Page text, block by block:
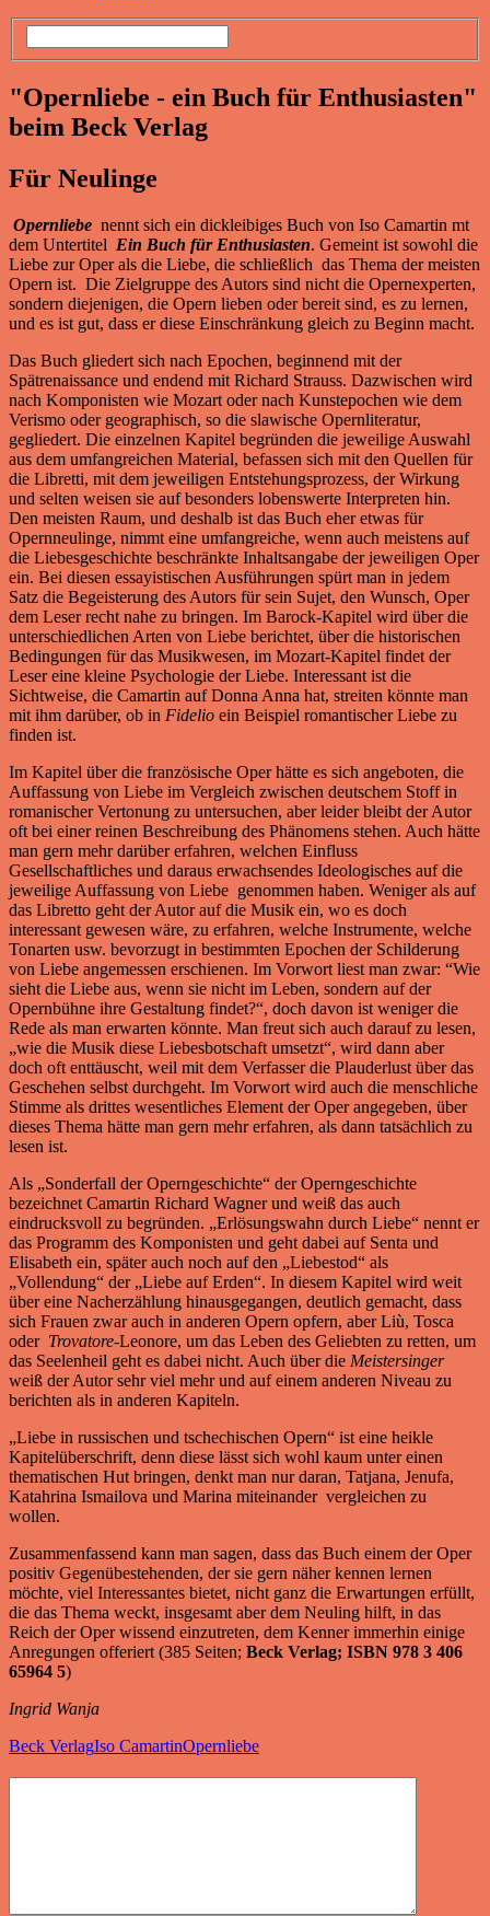
"Opernliebe - ein Buch für Enthusiasten"
beim Beck Verlag
Für Neulinge
Opernliebe nennt sich ein dickleibiges Buch von Iso Camartin mt
dem Untertitel Ein Buch für Enthusiasten. Gemeint ist sowohl die
Liebe zur Oper als die Liebe, die schließlich das Thema der meisten
Opern ist. Die Zielgruppe des Autors sind nicht die Opernexperten,
sondern diejenigen, die Opern lieben oder bereit sind, es zu lernen,
und es ist gut, dass er diese Einschränkung gleich zu Beginn macht.
Das Buch gliedert sich nach Epochen, beginnend mit der
Spätrenaissance und endend mit Richard Strauss. Dazwischen wird
nach Komponisten wie Mozart oder nach Kunstepochen wie dem
Verismo oder geographisch, so die slawische Opernliteratur,
gegliedert. Die einzelnen Kapitel begründen die jeweilige Auswahl
aus dem umfangreichen Material, befassen sich mit den Quellen für
die Libretti, mit dem jeweiligen Entstehungsprozess, der Wirkung
und selten weisen sie auf besonders lobenswerte Interpreten hin.
Den meisten Raum, und deshalb ist das Buch eher etwas für
Opernneulinge, nimmt eine umfangreiche, wenn auch meistens auf
die Liebesgeschichte beschränkte Inhaltsangabe der jeweiligen Oper
ein. Bei diesen essayistischen Ausführungen spürt man in jedem
Satz die Begeisterung des Autors für sein Sujet, den Wunsch, Oper
dem Leser recht nahe zu bringen. Im Barock-Kapitel wird über die
unterschiedlichen Arten von Liebe berichtet, über die historischen
Bedingungen für das Musikwesen, im Mozart-Kapitel findet der
Leser eine kleine Psychologie der Liebe. Interessant ist die
Sichtweise, die Camartin auf Donna Anna hat, streiten könnte man
mit ihm darüber, ob in Fidelio ein Beispiel romantischer Liebe zu
finden ist.
Im Kapitel über die französische Oper hätte es sich angeboten, die
Auffassung von Liebe im Vergleich zwischen deutschem Stoff in
romanischer Vertonung zu untersuchen, aber leider bleibt der Autor
oft bei einer reinen Beschreibung des Phänomens stehen. Auch hätte
man gern mehr darüber erfahren, welchen Einfluss
Gesellschaftliches und daraus erwachsendes Ideologisches auf die
jeweilige Auffassung von Liebe genommen haben. Weniger als auf
das Libretto geht der Autor auf die Musik ein, wo es doch
interessant gewesen wäre, zu erfahren, welche Instrumente, welche
Tonarten usw. bevorzugt in bestimmten Epochen der Schilderung
von Liebe angemessen erschienen. Im Vorwort liest man zwar: “Wie
sieht die Liebe aus, wenn sie nicht im Leben, sondern auf der
Opernbühne ihre Gestaltung findet?“, doch davon ist weniger die
Rede als man erwarten könnte. Man freut sich auch darauf zu lesen,
„wie die Musik diese Liebesbotschaft umsetzt“, wird dann aber
doch oft enttäuscht, weil mit dem Verfasser die Plauderlust über das
Geschehen selbst durchgeht. Im Vorwort wird auch die menschliche
Stimme als drittes wesentliches Element der Oper angegeben, über
dieses Thema hätte man gern mehr erfahren, als dann tatsächlich zu
lesen ist.
Als „Sonderfall der Operngeschichte“ der Operngeschichte
bezeichnet Camartin Richard Wagner und weiß das auch
eindrucksvoll zu begründen. „Erlösungswahn durch Liebe“ nennt er
das Programm des Komponisten und geht dabei auf Senta und
Elisabeth ein, später auch noch auf den „Liebestod“ als
„Vollendung“ der „Liebe auf Erden“. In diesem Kapitel wird weit
über eine Nacherzählung hinausgegangen, deutlich gemacht, dass
sich Frauen zwar auch in anderen Opern opfern, aber Liù, Tosca
oder Trovatore-Leonore, um das Leben des Geliebten zu retten, um
das Seelenheil geht es dabei nicht. Auch über die Meistersinger
weiß der Autor sehr viel mehr und auf einem anderen Niveau zu
berichten als in anderen Kapiteln.
„Liebe in russischen und tschechischen Opern“ ist eine heikle
Kapitelüberschrift, denn diese lässt sich wohl kaum unter einen
thematischen Hut bringen, denkt man nur daran, Tatjana, Jenufa,
Katahrina Ismailova und Marina miteinander vergleichen zu
wollen.
Zusammenfassend kann man sagen, dass das Buch einem der Oper
positiv Gegenübestehenden, der sie gern näher kennen lernen
möchte, viel Interessantes bietet, nicht ganz die Erwartungen erfüllt,
die das Thema weckt, insgesamt aber dem Neuling hilft, in das
Reich der Oper wissend einzutreten, dem Kenner immerhin einige
Anregungen offeriert (385 Seiten; Beck Verlag; ISBN 978 3 406
65964 5)
Ingrid Wanja
Beck VerlagIso CamartinOpernliebe